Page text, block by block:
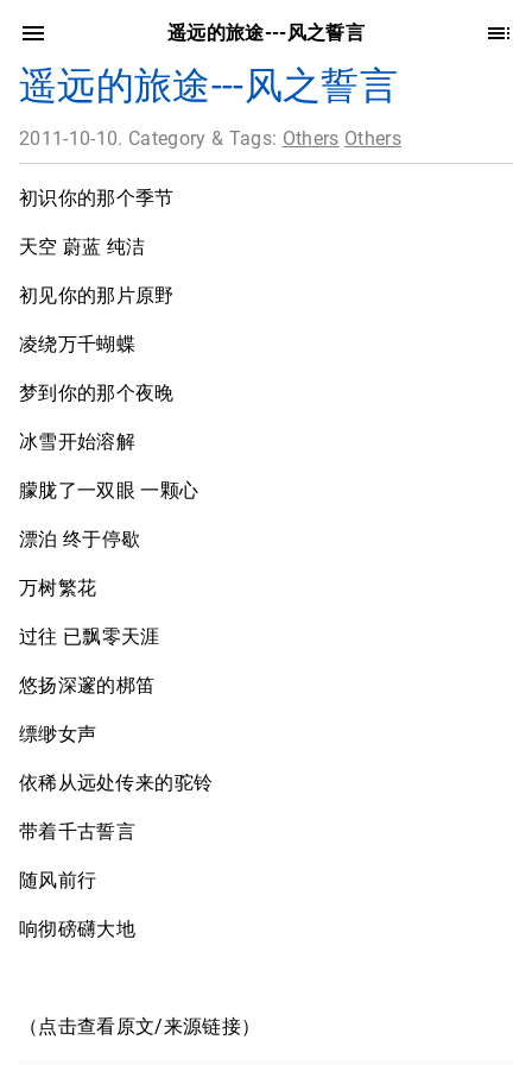
遥远的旅途---风之誓言
遥远的旅途---风之誓言
2011-10-10. Category & Tags: Others Others
初识你的那个季节
天空 蔚蓝 纯洁
初见你的那片原野
凌绕万千蝴蝶
梦到你的那个夜晚
冰雪开始溶解
朦胧了一双眼 一颗心
漂泊 终于停歇
万树繁花
过往 已飘零天涯
悠扬深邃的梆笛
缥缈女声
依稀从远处传来的驼铃
带着千古誓言
随风前行
响彻磅礴大地
（点击查看原文/来源链接）